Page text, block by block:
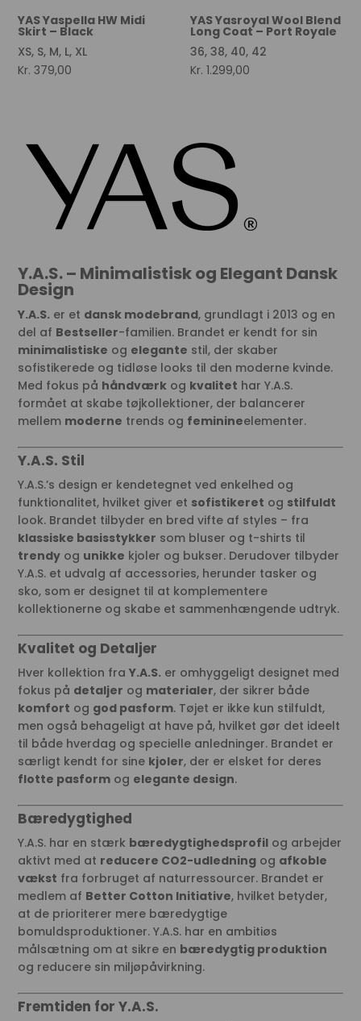
YAS Yaspella HW Midi
Skirt – Black
XS, S, M, L, XL
Kr. 379,00
YAS Yasroyal Wool Blend
Long Coat – Port Royale
36, 38, 40, 42
Kr. 1.299,00
Y.A.S. – Minimalistisk og Elegant Dansk
Design
Y.A.S. er et dansk modebrand, grundlagt i 2013 og en
del af Bestseller-familien. Brandet er kendt for sin
minimalistiske og elegante stil, der skaber
sofistikerede og tidløse looks til den moderne kvinde.
Med fokus på håndværk og kvalitet har Y.A.S.
formået at skabe tøjkollektioner, der balancerer
mellem moderne trends og feminineelementer.
Y.A.S. Stil
Y.A.S.’s design er kendetegnet ved enkelhed og
funktionalitet, hvilket giver et sofistikeret og stilfuldt
look. Brandet tilbyder en bred vifte af styles – fra
klassiske basisstykker som bluser og t-shirts til
trendy og unikke kjoler og bukser. Derudover tilbyder
Y.A.S. et udvalg af accessories, herunder tasker og
sko, som er designet til at komplementere
kollektionerne og skabe et sammenhængende udtryk.
Kvalitet og Detaljer
Hver kollektion fraY.A.S. er omhyggeligt designet med
fokus på detaljer og materialer, der sikrer både
komfort og god pasform. Tøjet er ikke kun stilfuldt,
men også behageligt at have på, hvilket gør det ideelt
til både hverdag og specielle anledninger. Brandet er
særligt kendt for sine kjoler, der er elsket for deres
flotte pasform og elegante design.
Bæredygtighed
Y.A.S. har en stærk bæredygtighedsprofil og arbejder
aktivt med at reducere CO2-udledning og afkoble
vækst fra forbruget af naturressourcer. Brandet er
medlem af Better Cotton Initiative, hvilket betyder,
at de prioriterer mere bæredygtige
bomuldsproduktioner. Y.A.S. har en ambitiøs
målsætning om at sikre en bæredygtig produktion
og reducere sin miljøpåvirkning.
Fremtiden for Y.A.S.